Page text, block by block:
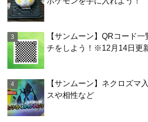
【サンムーン】QRコード
チをしよう！※12月14日更
【サンムーン】ネクロズマ
スや相性など